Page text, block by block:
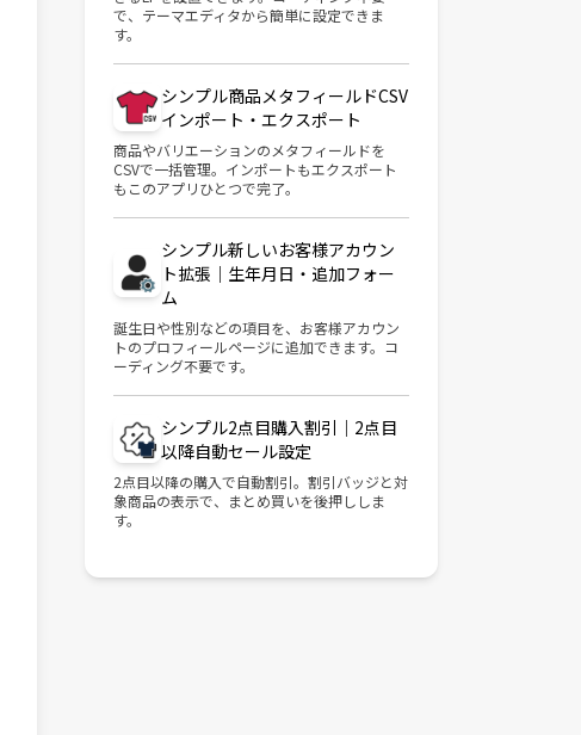
で、テーマエディタから簡単に設定できま
す。
シンプル商品メタフィールドCSV
インポート・エクスポート
商品やバリエーションのメタフィールドを
CSVで一括管理。インポートもエクスポート
もこのアプリひとつで完了。
シンプル新しいお客様アカウン
ト拡張｜生年月日・追加フォー
ム
誕生日や性別などの項目を、お客様アカウン
トのプロフィールページに追加できます。コ
ーディング不要です。
シンプル2点目購入割引｜2点目
以降自動セール設定
2点目以降の購入で自動割引。割引バッジと対
象商品の表示で、まとめ買いを後押ししま
す。